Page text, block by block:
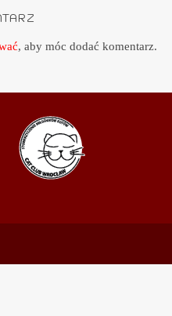
, aby móc dodać komentarz.